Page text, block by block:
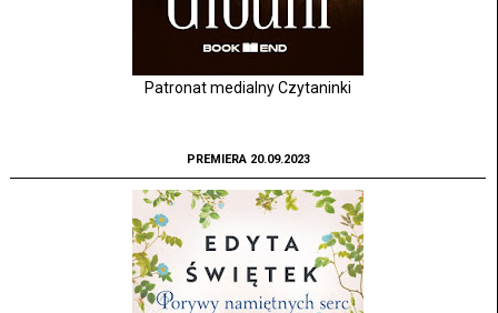
Patronat medialny Czytaninki
PREMIERA 20.09.2023